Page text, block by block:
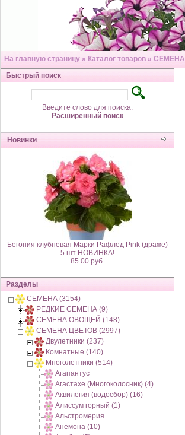
На главную страницу » Каталог товаров » СЕМЕНА
Быстрый поиск
Введите слово для поиска.
Расширенный поиск
Новинки
Бегония клубневая Марки Рафлед Pink (драже)
5 шт НОВИНКА!
85.00 руб.
Разделы
СЕМЕНА (3154)
РЕДКИЕ СЕМЕНА (9)
СЕМЕНА ОВОЩЕЙ (148)
СЕМЕНА ЦВЕТОВ (2997)
Двулетники (237)
Комнатные (140)
Многолетники (514)
Агапантус
Агастахе (Многоколосник) (4)
Аквилегия (водосбор) (16)
Алиссум горный (1)
Альстромерия
Анемона (10)